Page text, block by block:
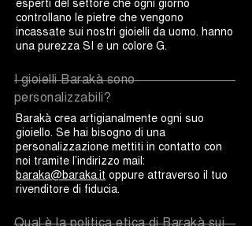
controllano le pietre che vengono
incassate sui nostri gioielli da uomo. hanno
una purezza SI e un colore G.
I gioielli Barakà sono
personalizzabili?
Barakà crea artigianalmente ogni suo
gioiello. Se hai bisogno di una
personalizzazione mettiti in contatto con
noi tramite l’indirizzo mail:
baraka@baraka.it oppure attraverso il tuo
rivenditore di fiducia.
Qual è la politica etica di Barakà sui